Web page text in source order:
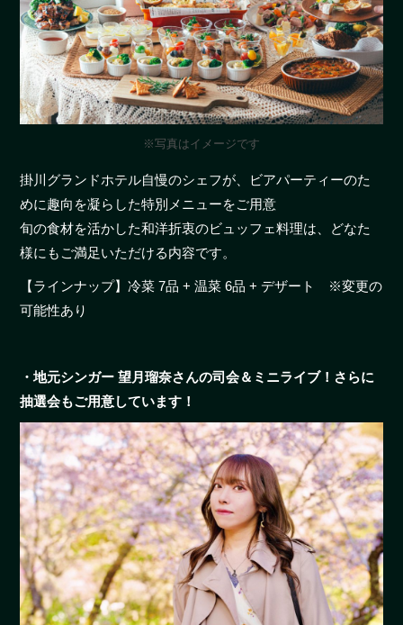
※写真はイメージです
掛川グランドホテル自慢のシェフが、ビアパーティーのた
めに趣向を凝らした特別メニューをご用意
旬の食材を活かした和洋折衷のビュッフェ料理は、どなた
様にもご満足いただける内容です。
【ラインナップ】冷菜 7品 + 温菜 6品 + デザート ※変更の
可能性あり
・地元シンガー 望月瑠奈さんの司会＆ミニライブ！さらに
抽選会もご用意しています！